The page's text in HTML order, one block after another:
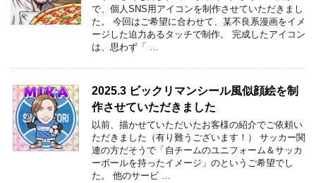
で、個人SNS用アイコンを制作させていただきまし
た。 今回はご希望に合わせて、某不良系漫画をイメ
ージした迫力あるタッチで制作。 完成したアイコン
は、思わず「 …
2025.3 ビックリマンシール風似顔絵を制
作させていただきました
以前、描かせていただいたお客様の紹介でご依頼い
ただきました（有り難うございます！） サッカー関
連の方だそうで「自チームのユニフォーム＆サッカ
ーボールを持ったイメージ」のというご希望でし
た。 他のサービ …